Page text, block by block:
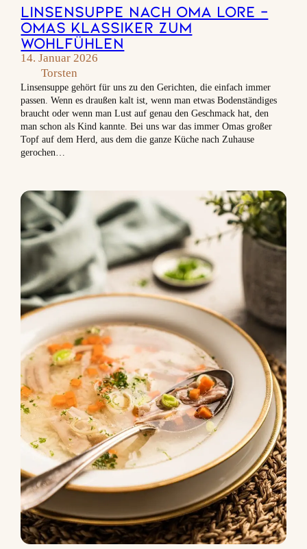
Linsensuppe nach Oma Lore –
Omas Klassiker zum
Wohlfühlen
14. Januar 2026
Torsten
Linsensuppe gehört für uns zu den Gerichten, die einfach immer
passen. Wenn es draußen kalt ist, wenn man etwas Bodenständiges
braucht oder wenn man Lust auf genau den Geschmack hat, den
man schon als Kind kannte. Bei uns war das immer Omas großer
Topf auf dem Herd, aus dem die ganze Küche nach Zuhause
gerochen…